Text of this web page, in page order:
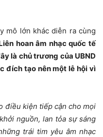
mô lớn khác diễn ra cùng
hoan âm nhạc quốc tế
là chủ trương của UBND
đích tạo nên một lễ hội vì
điều kiện tiếp cận cho mọi
nguồn, lan tỏa sự sáng
trái tim yêu âm nhạc